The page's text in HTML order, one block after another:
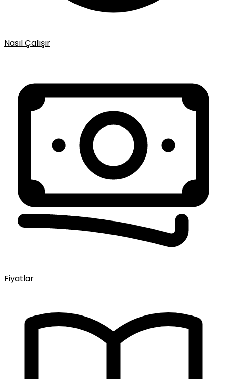
Nasıl Çalışır
Fiyatlar